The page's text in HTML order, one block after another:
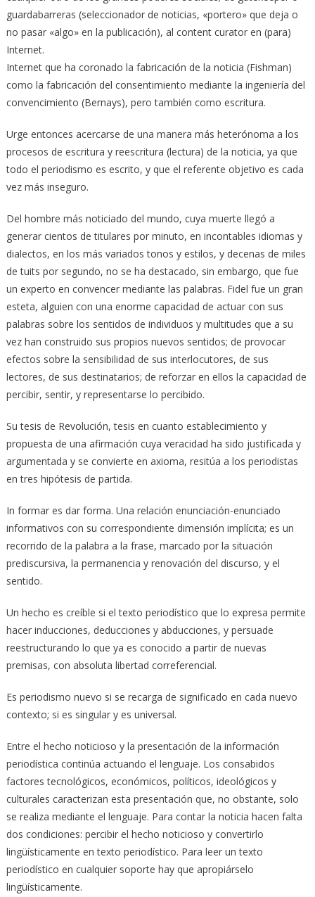
guardabarreras (seleccionador de noticias, «portero» que deja o
no pasar «algo» en la publicación), al content curator en (para)
Internet.
Internet que ha coronado la fabricación de la noticia (Fishman)
como la fabricación del consentimiento mediante la ingeniería del
convencimiento (Bernays), pero también como escritura.
Urge entonces acercarse de una manera más heterónoma a los
procesos de escritura y reescritura (lectura) de la noticia, ya que
todo el periodismo es escrito, y que el referente objetivo es cada
vez más inseguro.
Del hombre más noticiado del mundo, cuya muerte llegó a
generar cientos de titulares por minuto, en incontables idiomas y
dialectos, en los más variados tonos y estilos, y decenas de miles
de tuits por segundo, no se ha destacado, sin embargo, que fue
un experto en convencer mediante las palabras. Fidel fue un gran
esteta, alguien con una enorme capacidad de actuar con sus
palabras sobre los sentidos de individuos y multitudes que a su
vez han construido sus propios nuevos sentidos; de provocar
efectos sobre la sensibilidad de sus interlocutores, de sus
lectores, de sus destinatarios; de reforzar en ellos la capacidad de
percibir, sentir, y representarse lo percibido.
Su tesis de Revolución, tesis en cuanto establecimiento y
propuesta de una afirmación cuya veracidad ha sido justificada y
argumentada y se convierte en axioma, resitúa a los periodistas
en tres hipótesis de partida.
In formar es dar forma. Una relación enunciación-enunciado
informativos con su correspondiente dimensión implícita; es un
recorrido de la palabra a la frase, marcado por la situación
prediscursiva, la permanencia y renovación del discurso, y el
sentido.
Un hecho es creíble si el texto periodístico que lo expresa permite
hacer inducciones, deducciones y abducciones, y persuade
reestructurando lo que ya es conocido a partir de nuevas
premisas, con absoluta libertad correferencial.
Es periodismo nuevo si se recarga de significado en cada nuevo
contexto; si es singular y es universal.
Entre el hecho noticioso y la presentación de la información
periodística continúa actuando el lenguaje. Los consabidos
factores tecnológicos, económicos, políticos, ideológicos y
culturales caracterizan esta presentación que, no obstante, solo
se realiza mediante el lenguaje. Para contar la noticia hacen falta
dos condiciones: percibir el hecho noticioso y convertirlo
lingüísticamente en texto periodístico. Para leer un texto
periodístico en cualquier soporte hay que apropiárselo
lingüísticamente.